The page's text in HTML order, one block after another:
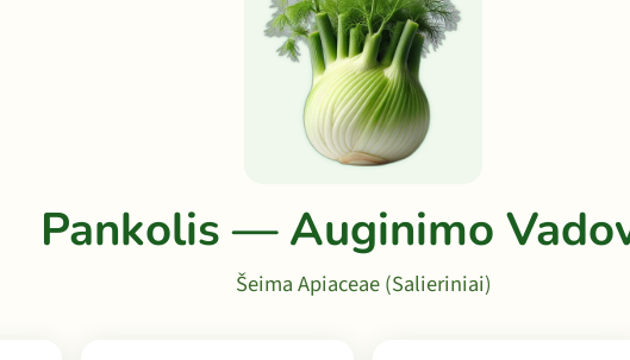
Pankolis — Auginimo
Šeima Apiaceae (Salieriniai)